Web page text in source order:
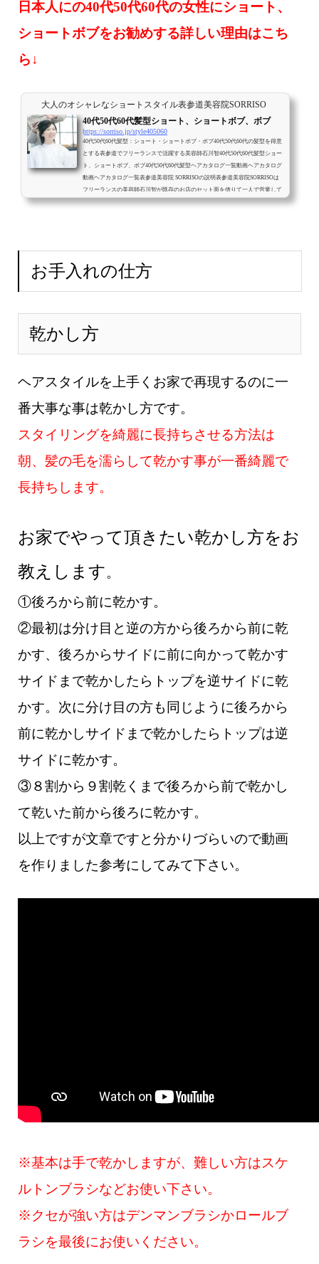
日本人にの40代50代60代の女性にショート、
ショートボブをお勧めする詳しい理由はこち
ら↓
大人のオシャレなショートスタイル表参道美容院SORRISO
40代50代60代髪型ショート、ショートボブ、ボブ
https://sorriso.jp/style405060
40代50代60代髪型：ショート・ショートボブ・ボブ40代50代60代の髪型を得意
とする表参道でフリーランスで活躍する美容師石川智40代50代60代髪型ショー
ト、ショートボブ、ボブ40代50代60代髪型ヘアカタログ一覧動画ヘアカタログ
動画ヘアカタログ一覧表参道美容院 SORRISOの説明表参道美容院SORRISOは
フリーランスの美容師石川智が既存のお店のセット面を借りて一人で営業して
いる美容院です。最初から最後まで美容師石川智が一人で対応させて頂きま
お手入れの仕方
乾かし方
ヘアスタイルを上手くお家で再現するのに一
番大事な事は乾かし方です。
スタイリングを綺麗に長持ちさせる方法は
朝、髪の毛を濡らして乾かす事が一番綺麗で
長持ちします。
お家でやって頂きたい乾かし方をお
教えします。
①後ろから前に乾かす。
②最初は分け目と逆の方から後ろから前に乾
かす、後ろからサイドに前に向かって乾かす
サイドまで乾かしたらトップを逆サイドに乾
かす。 次に分け目の方も同じように後ろから
前に乾かしサイドまで乾かしたらトップは逆
サイドに乾かす。
③８割から９割乾くまで後ろから前で乾かし
て乾いた前から後ろに乾かす。
以上ですが文章ですと分かりづらいので動画
を作りました参考にしてみて下さい。
※基本は手で乾かしますが、難しい方はスケ
ルトンブラシなどお使い下さい。
※クセが強い方はデンマンブラシかロールブ
ラシを最後にお使いください。